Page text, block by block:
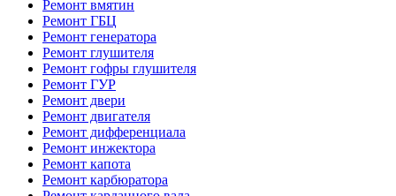
Ремонт вмятин
Ремонт ГБЦ
Ремонт генератора
Ремонт глушителя
Ремонт гофры глушителя
Ремонт ГУР
Ремонт двери
Ремонт двигателя
Ремонт дифференциала
Ремонт инжектора
Ремонт капота
Ремонт карбюратора